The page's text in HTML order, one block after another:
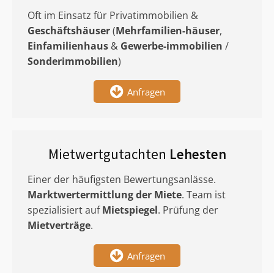
Oft im Einsatz für Privatimmobilien &
Geschäftshäuser(Mehrfamilien-häuser,
Einfamilienhaus & Gewerbe-immobilien /
Sonderimmobilien)
Anfragen
Mietwertgutachten Lehesten
Einer der häufigsten Bewertungsanlässe.
Marktwertermittlungder Miete. Team ist
spezialisiert aufMietspiegel. Prüfung der
Mietverträge.
Anfragen